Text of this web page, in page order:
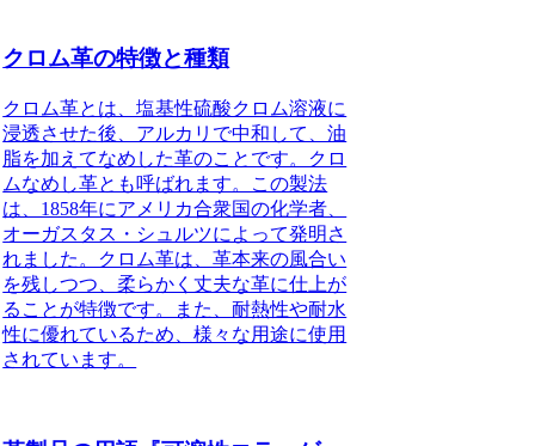
クロム革の特徴と種類
クロム革とは、塩基性硫酸クロム溶液に
浸透させた後、アルカリで中和して、油
脂を加えてなめした革のことです。クロ
ムなめし革とも呼ばれます。この製法
は、1858年にアメリカ合衆国の化学者、
オーガスタス・シュルツによって発明さ
れました。クロム革は、革本来の風合い
を残しつつ、柔らかく丈夫な革に仕上が
ることが特徴です。また、耐熱性や耐水
性に優れているため、様々な用途に使用
されています。